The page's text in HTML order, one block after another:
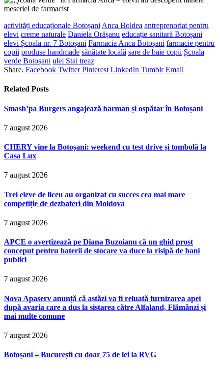
activități educaționale Botoșani Anca Boldea antreprenoriat pentru
elevi creme naturale Daniela Orășanu educație sanitară Botoșani
elevi Școala nr. 7 Botoșani Farmacia Anca Botoșani farmacie pentru
copii produse handmade sănătate locală sare de baie copii Școala
verde Botoșani ulei Stai treaz
Share. Facebook Twitter Pinterest LinkedIn Tumblr Email
Related Posts
Smash’pa Burgers angajează barman și ospătar în Botoșani
7 august 2026
CHERY vine la Botoșani: weekend cu test drive și tombolă la
Casa Lux
7 august 2026
Trei eleve de liceu au organizat cu succes cea mai mare
competiție de dezbateri din Moldova
7 august 2026
APCE o avertizează pe Diana Buzoianu că un ghid prost
conceput pentru baterii de stocare va duce la risipă de bani
publici
7 august 2026
Nova Apaserv anunță că astăzi va fi reluată furnizarea apei
după avaria care a dus la sistarea către Alfaland, Flămânzi și
mai multe comune
7 august 2026
Botoșani – București cu doar 75 de lei la RVG